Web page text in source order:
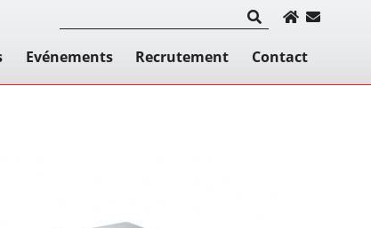
Evénements Recrutement Contact